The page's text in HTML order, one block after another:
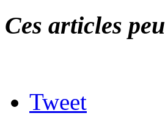
Ces articles
Tweet